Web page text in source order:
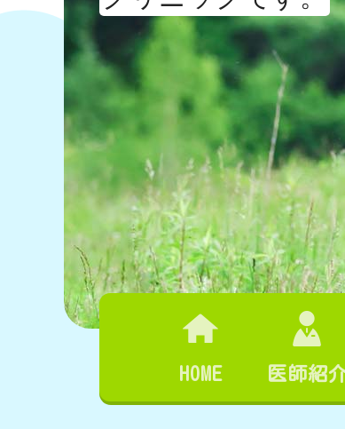
HOME 医師紹